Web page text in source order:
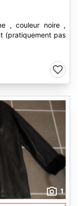
, couleur noire ,
(pratiquement pas
1